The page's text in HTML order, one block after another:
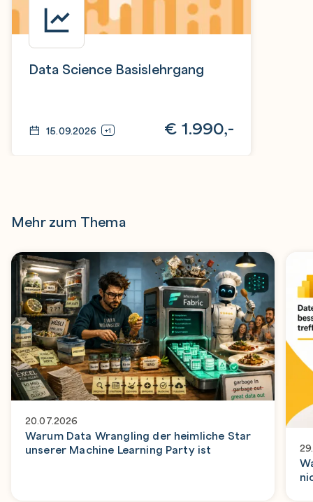
Data Science Basislehrgang
15.09.2026 +1 € 1.990,-
Mehr zum Thema
20.07.2026
Warum Data Wrangling der heimliche Star
unserer Machine Learning Party ist